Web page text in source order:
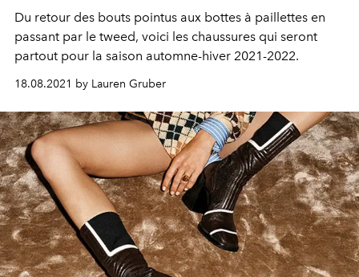
Du retour des bouts pointus aux bottes à paillettes en
passant par le tweed, voici les chaussures qui seront
partout pour la saison automne-hiver 2021-2022.
18.08.2021 by Lauren Gruber